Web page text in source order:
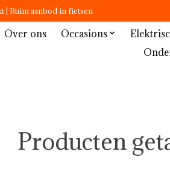
| Ruim aanbod in fietsen
Over ons Occasions
Producten